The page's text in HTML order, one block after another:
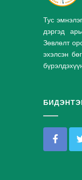
Тус
дэргэд
Зөвлөлт
эхэлсэн